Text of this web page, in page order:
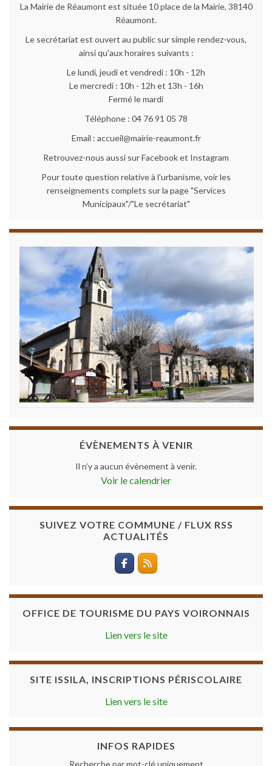
La Mairie de Réaumont est située 10 place de la Mairie, 38140
Réaumont.
Le secrétariat est ouvert au public sur simple rendez-vous,
ainsi qu'aux horaires suivants :
Le lundi, jeudi et vendredi : 10h - 12h
Le mercredi : 10h - 12h et 13h - 16h
Fermé le mardi
Téléphone : 04 76 91 05 78
Email : accueil@mairie-reaumont.fr
Retrouvez-nous aussi sur Facebook et Instagram
Pour toute question relative à l'urbanisme, voir les
renseignements complets sur la page "Services
Municipaux"/"Le secrétariat"
ÉVÈNEMENTS À VENIR
Il n’y a aucun évènement à venir.
Voir le calendrier
SUIVEZ VOTRE COMMUNE / FLUX RSS
ACTUALITÉS
OFFICE DE TOURISME DU PAYS VOIRONNAIS
Lien vers le site
SITE ISSILA, INSCRIPTIONS PÉRISCOLAIRE
Lien vers le site
INFOS RAPIDES
Recherche par mot-clé uniquement